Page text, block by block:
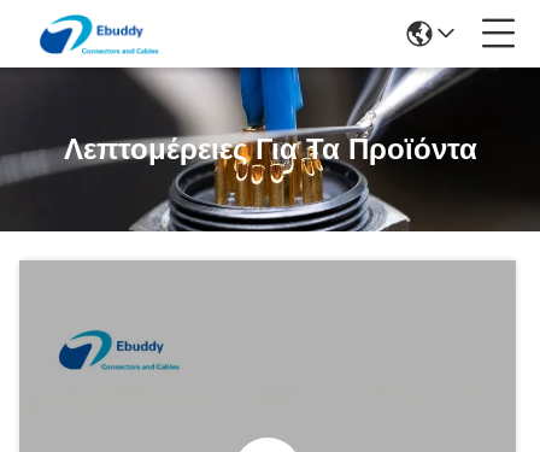
Λεπτομέρειες Για Τα Προϊόντα